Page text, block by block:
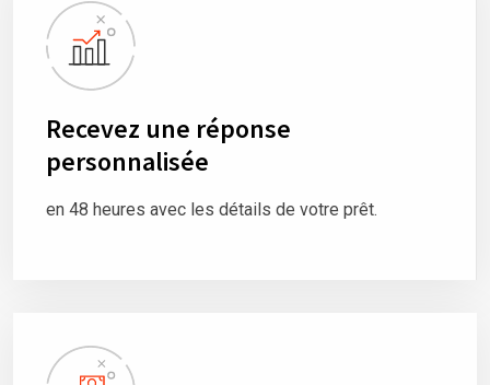
Recevez une réponse
personnalisée
en 48 heures avec les détails de votre prêt.